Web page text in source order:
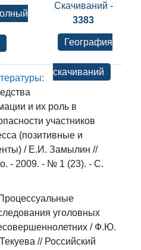
Скачиваний -
3383
География
скачиваний
и их роль в
участников
(позитивные и
/ Е.И. Замылин //
- 2009. - № 1 (23). - С.
уголовных
/ Ф.Ю.
// Российский